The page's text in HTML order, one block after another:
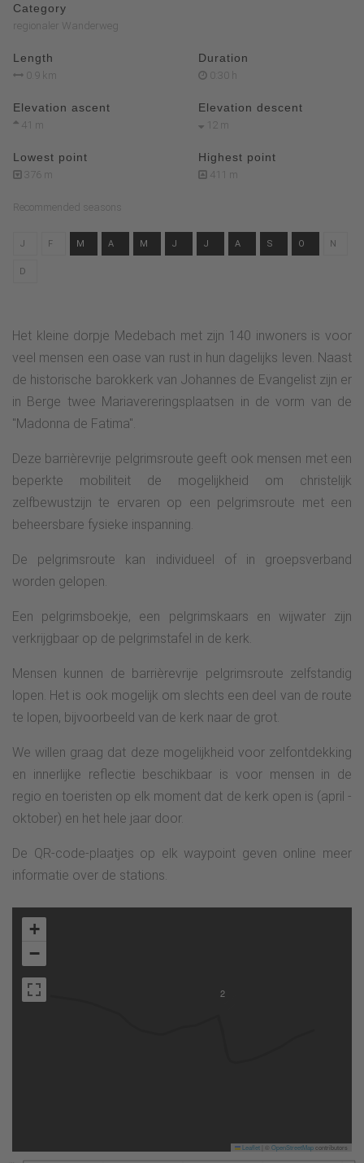
Category
regionaler Wanderweg
Length
0.9 km
Duration
0:30 h
Elevation ascent
41 m
Elevation descent
12 m
Lowest point
376 m
Highest point
411 m
Recommended seasons
J F M A M J J A S O N
D
Het kleine dorpje Medebach met zijn 140 inwoners is voor
veel mensen een oase van rust in hun dagelijks leven. Naast
de historische barokkerk van Johannes de Evangelist zijn er
in Berge twee Mariavereringsplaatsen in de vorm van de
"Madonna de Fatima".
Deze barrièrevrije pelgrimsroute geeft ook mensen met een
beperkte mobiliteit de mogelijkheid om christelijk
zelfbewustzijn te ervaren op een pelgrimsroute met een
beheersbare fysieke inspanning.
De pelgrimsroute kan individueel of in groepsverband
worden gelopen.
Een pelgrimsboekje, een pelgrimskaars en wijwater zijn
verkrijgbaar op de pelgrimstafel in de kerk.
Mensen kunnen de barrièrevrije pelgrimsroute zelfstandig
lopen. Het is ook mogelijk om slechts een deel van de route
te lopen, bijvoorbeeld van de kerk naar de grot.
We willen graag dat deze mogelijkheid voor zelfontdekking
en innerlijke reflectie beschikbaar is voor mensen in de
regio en toeristen op elk moment dat de kerk open is (april -
oktober) en het hele jaar door.
De QR-code-plaatjes op elk waypoint geven online meer
informatie over de stations.
2
+
−
Leaflet OpenStreetMapcontributors